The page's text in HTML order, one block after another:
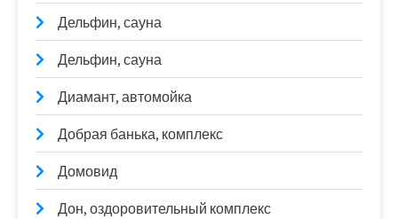
Дельфин, сауна
Дельфин, сауна
Диамант, автомойка
Добрая банька, комплекс
Домовид
Дон, оздоровительный комплекс